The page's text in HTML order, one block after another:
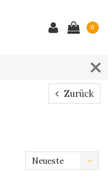
0
Zurück
Neueste